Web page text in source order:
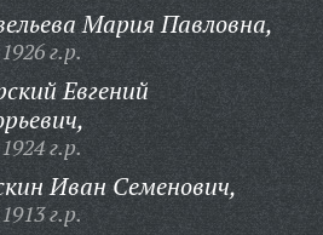
Мария Павловна,
г.р.
Евгений
г.р.
Иван Семенович,
г.р.